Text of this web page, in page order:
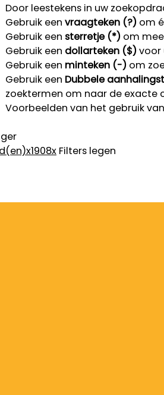
Door leestekens in uw
Gebruik een vraagteken (?) om
Gebruik een sterretje (*) om
Gebruik een dollarteken ($)voor
Gebruik een minteken (-) om
Gebruik een Dubbele
zoektermen om naar de exacte
Voorbeelden van het gebruik
x1908x Filters legen